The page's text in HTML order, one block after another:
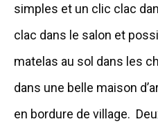
simples et un clic clac
clac dans le salon et
matelas au sol dans les
dans une belle maison
en bordure de village.